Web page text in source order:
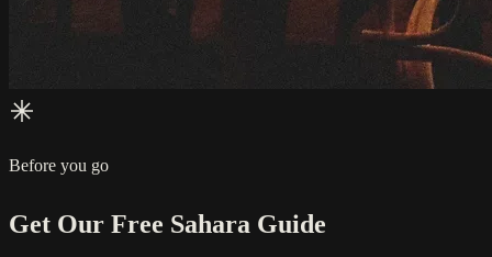
Before you go
Get Our Free Sahara Guide